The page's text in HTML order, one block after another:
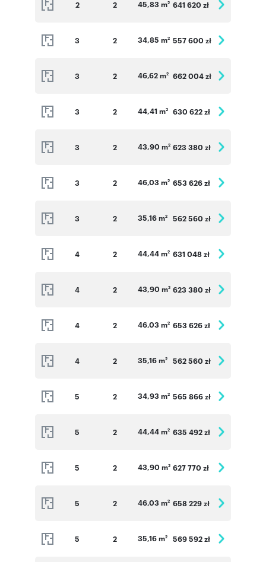
2 2 45,83 m2 641 620 zł
3 2 34,85 m2 557 600 zł
3 2 46,62 m2 662 004 zł
3 2 44,41 m2 630 622 zł
3 2 43,90 m2 623 380 zł
3 2 46,03 m2 653 626 zł
3 2 35,16 m2 562 560 zł
4 2 44,44 m2 631 048 zł
4 2 43,90 m2 623 380 zł
4 2 46,03 m2 653 626 zł
4 2 35,16 m2 562 560 zł
5 2 34,93 m2 565 866 zł
5 2 44,44 m2 635 492 zł
5 2 43,90 m2 627 770 zł
5 2 46,03 m2 658 229 zł
5 2 35,16 m2 569 592 zł